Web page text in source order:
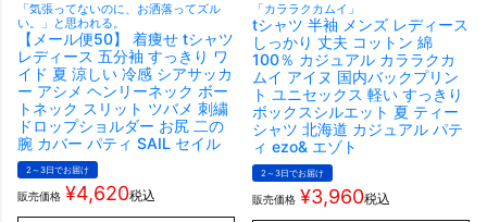
「気張ってないのに、お洒落ってズル
い。」と思われる。
【メール便50】 着痩せ tシャツ
レディース 五分袖 すっきり ワ
イド 夏 涼しい 冷感 シアサッカ
ー アシメ ヘンリーネック ボー
トネック スリット ツバメ 刺繍
ドロップショルダー お尻 二の
腕 カバー パティ SAIL セイル
2～3日でお届け
販売価格 ¥4,620税込
「カララクカムイ」
tシャツ 半袖 メンズ レディース
しっかり 丈夫 コットン 綿
100％ カジュアル カララクカ
ムイ アイヌ 国内バックプリン
ト ユニセックス 軽い すっきり
ボックスシルエット 夏 ティー
シャツ 北海道 カジュアル パテ
ィ ezo& エゾト
2～3日でお届け
販売価格 ¥3,960税込